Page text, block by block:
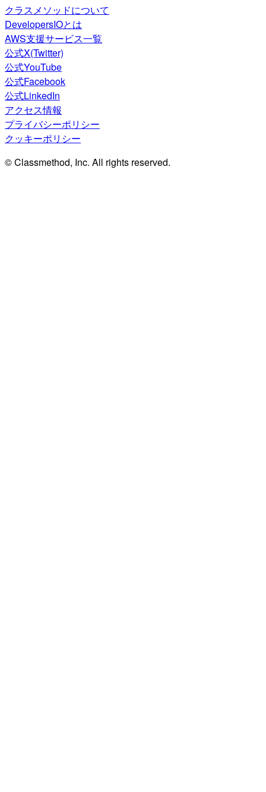
クラスメソッドについて
DevelopersIOとは
AWS支援サービス一覧
公式X(Twitter)
公式YouTube
公式Facebook
公式LinkedIn
アクセス情報
プライバシーポリシー
クッキーポリシー
© Classmethod, Inc. All rights reserved.